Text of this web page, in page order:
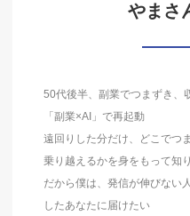
やまさ
50代後半、副業でつまずき、
「副業×AI」で再起動
遠回りした分だけ、どこでつ
乗り越えるかを身をもって知
だから僕は、発信が伸びない
したあなたに届けたい